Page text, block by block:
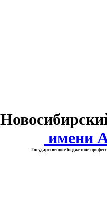
имени
Государственное бюджетное